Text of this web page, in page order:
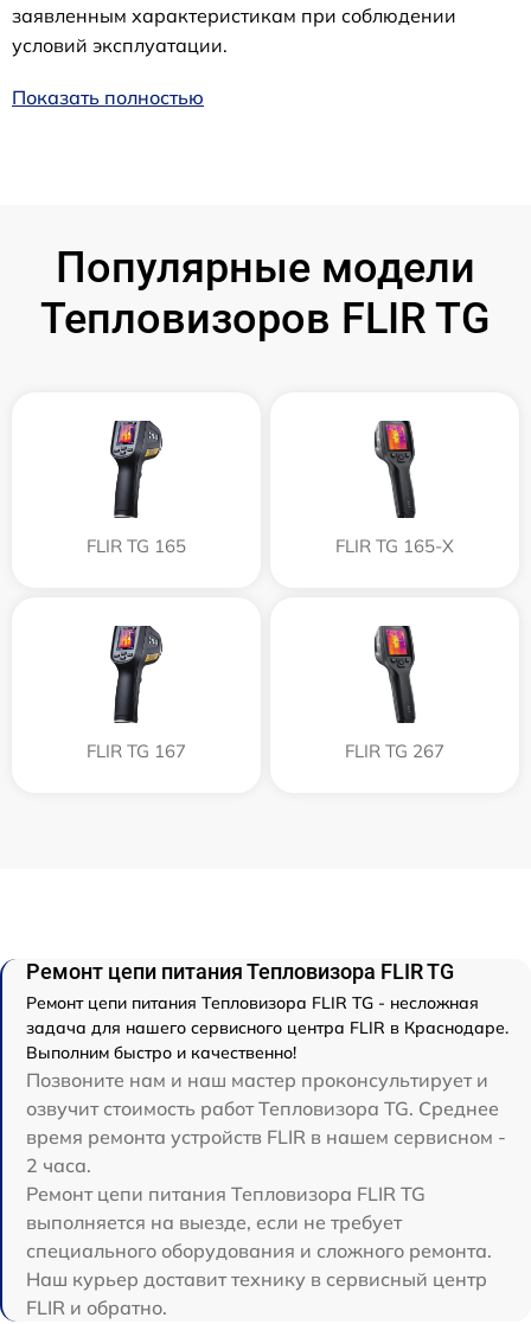
заявленным характеристикам при соблюдении
условий эксплуатации.
Показать полностью
Популярные модели
Тепловизоров FLIR TG
FLIR TG 165 FLIR TG 165-X
FLIR TG 167 FLIR TG 267
Ремонт цепи питания Тепловизора FLIR TG
Ремонт цепи питания Тепловизора FLIR TG - несложная
задача для нашего сервисного центра FLIR в Краснодаре.
Выполним быстро и качественно!
Позвоните нам и наш мастер проконсультирует и
озвучит стоимость работ Тепловизора TG. Среднее
время ремонта устройств FLIR в нашем сервисном -
2 часа.
Ремонт цепи питания Тепловизора FLIR TG
выполняется на выезде, если не требует
специального оборудования и сложного ремонта.
Наш курьер доставит технику в сервисный центр
FLIR и обратно.